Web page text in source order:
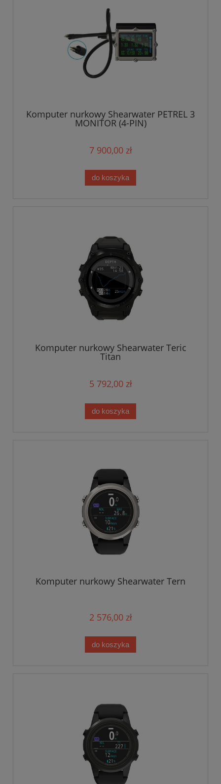
Komputer nurkowy Shearwater PETREL 3
MONITOR (4-PIN)
7 900,00 zł
do koszyka
Komputer nurkowy Shearwater Teric
Titan
5 792,00 zł
do koszyka
Komputer nurkowy Shearwater Tern
2 576,00 zł
do koszyka